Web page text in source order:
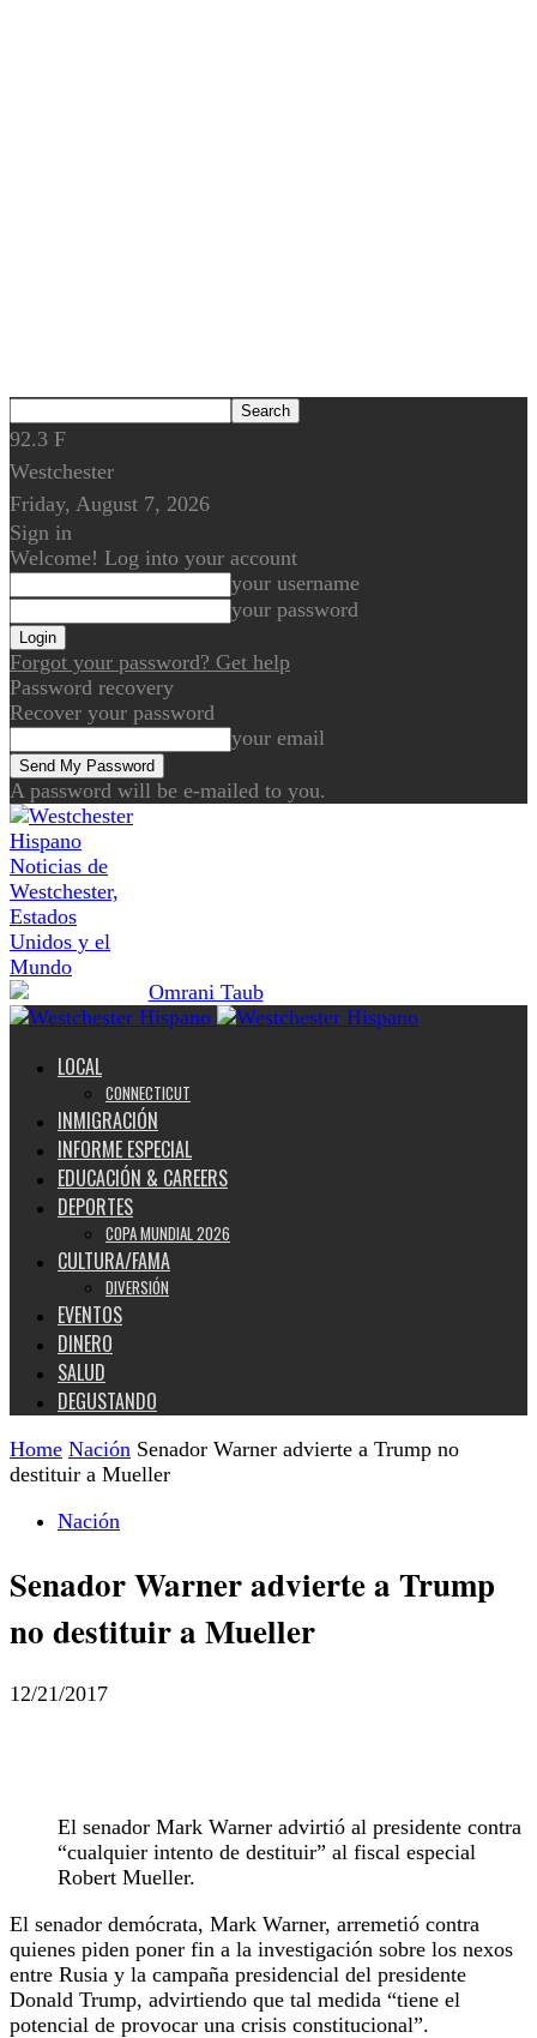
92.3 F
Westchester
Friday, August 7, 2026
Sign in
Welcome! Log into your account
your username
your password
Forgot your password? Get help
Password recovery
Recover your password
your email
A password will be e-mailed to you.
Noticias de
Westchester,
Estados
Unidos y el
Mundo
LOCAL
CONNECTICUT
INMIGRACIÓN
INFORME ESPECIAL
EDUCACIÓN & CAREERS
DEPORTES
COPA MUNDIAL 2026
CULTURA/FAMA
DIVERSIÓN
EVENTOS
DINERO
SALUD
DEGUSTANDO
Home Nación Senador Warner advierte a Trump no
destituir a Mueller
Nación
Senador Warner advierte a Trump
no destituir a Mueller
12/21/2017
El senador Mark Warner advirtió al presidente contra
“cualquier intento de destituir” al fiscal especial
Robert Mueller.
El senador demócrata, Mark Warner, arremetió contra
quienes piden poner fin a la investigación sobre los nexos
entre Rusia y la campaña presidencial del presidente
Donald Trump, advirtiendo que tal medida “tiene el
potencial de provocar una crisis constitucional”.